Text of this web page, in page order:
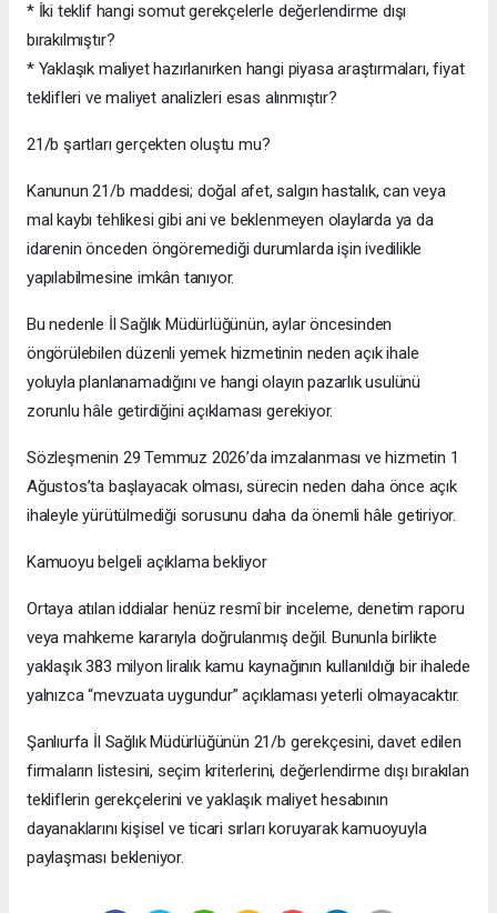
* İki teklif hangi somut gerekçelerle değerlendirme dışı
bırakılmıştır?
* Yaklaşık maliyet hazırlanırken hangi piyasa araştırmaları, fiyat
teklifleri ve maliyet analizleri esas alınmıştır?
21/b şartları gerçekten oluştu mu?
Kanunun 21/b maddesi; doğal afet, salgın hastalık, can veya
mal kaybı tehlikesi gibi ani ve beklenmeyen olaylarda ya da
idarenin önceden öngöremediği durumlarda işin ivedilikle
yapılabilmesine imkân tanıyor.
Bu nedenle İl Sağlık Müdürlüğünün, aylar öncesinden
öngörülebilen düzenli yemek hizmetinin neden açık ihale
yoluyla planlanamadığını ve hangi olayın pazarlık usulünü
zorunlu hâle getirdiğini açıklaması gerekiyor.
Sözleşmenin 29 Temmuz 2026’da imzalanması ve hizmetin 1
Ağustos’ta başlayacak olması, sürecin neden daha önce açık
ihaleyle yürütülmediği sorusunu daha da önemli hâle getiriyor.
Kamuoyu belgeli açıklama bekliyor
Ortaya atılan iddialar henüz resmî bir inceleme, denetim raporu
veya mahkeme kararıyla doğrulanmış değil. Bununla birlikte
yaklaşık 383 milyon liralık kamu kaynağının kullanıldığı bir ihalede
yalnızca “mevzuata uygundur” açıklaması yeterli olmayacaktır.
Şanlıurfa İl Sağlık Müdürlüğünün 21/b gerekçesini, davet edilen
firmaların listesini, seçim kriterlerini, değerlendirme dışı bırakılan
tekliflerin gerekçelerini ve yaklaşık maliyet hesabının
dayanaklarını kişisel ve ticari sırları koruyarak kamuoyuyla
paylaşması bekleniyor.